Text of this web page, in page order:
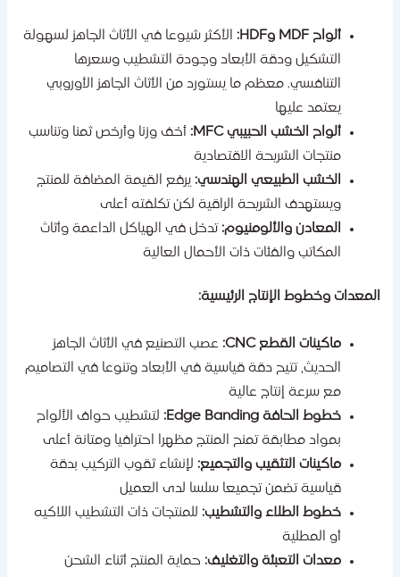
ألواح MDF وHDF:
الأكثر شيوعا في الأثاث الجاهز لسهولة
التشكيل ودقة الأبعاد وجودة التشطيب وسعرها
التنافسي. معظم ما يستورد من الأثاث الجاهز الأوروبي
يعتمد عليها
ألواح الخشب الحبيبي MFC:
أخف وزنا وأرخص ثمنا وتناسب
منتجات الشريحة الاقتصادية
الخشب الطبيعي الهندسي:يرفع القيمة المضافة للمنتج
ويستهدف الشريحة الراقية لكن تكلفته أعلى
المعادن والألومنيوم:تدخل في الهياكل الداعمة وأثاث
المكاتب والفئات ذات الأحمال العالية
وخطوط الإنتاج الرئيسية:
ماكينات القطع CNC:
عصب التصنيع في الأثاث الجاهز
الحديث، تتيح دقة قياسية في الأبعاد وتنوعا في التصاميم
مع سرعة إنتاج عالية
خطوط الحافة Edge Banding:
لتشطيب حواف الألواح
بمواد مطابقة تمنح المنتج مظهرا احترافيا ومتانة أعلى
ماكينات التثقيب والتجميع:لإنشاء ثقوب التركيب بدقة
قياسية تضمن تجميعا سلسا لدى العميل
خطوط الطلاء والتشطيب:للمنتجات ذات التشطيب اللاكيه
أو المطلية
معدات التعبئة والتغليف:حماية المنتج أثناء الشحن